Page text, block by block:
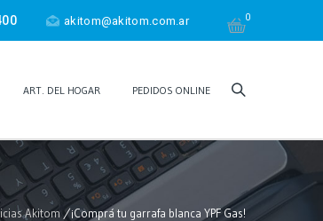
0
akitom@akitom.com.ar
ART. DEL HOGAR PEDIDOS ONLINE
Akitom / ¡Comprá tu garrafa blanca YPF Gas!